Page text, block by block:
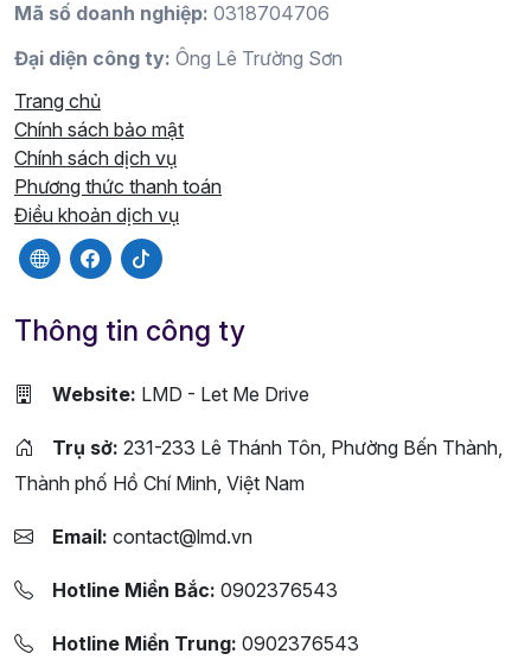
Mã số doanh nghiệp: 0318704706
Đại diện công ty: Ông Lê Trường Sơn
Trang chủ
Chính sách bảo mật
Chính sách dịch vụ
Phương thức thanh toán
Điều khoản dịch vụ
Thông tin công ty
Website: LMD - Let Me Drive
Trụ sở: 231-233 Lê Thánh Tôn, Phường Bến Thành,
Thành phố Hồ Chí Minh, Việt Nam
Email: contact@lmd.vn
Hotline Miền Bắc: 0902376543
Hotline Miền Trung: 0902376543